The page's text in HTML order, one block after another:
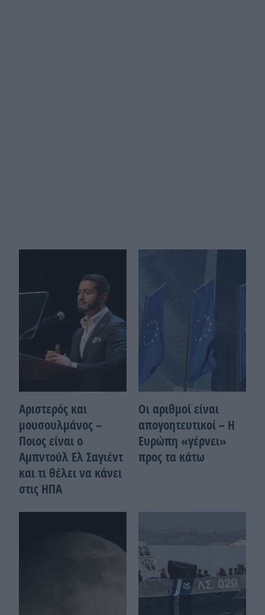
Αριστερός και
μουσουλμάνος –
Ποιoς είναι ο
Αμπντούλ Ελ Σαγιέντ
και τι θέλει να κάνει
στις ΗΠΑ
Οι αριθμοί είναι
απογοητευτικοί – Η
Ευρώπη «γέρνει»
προς τα κάτω